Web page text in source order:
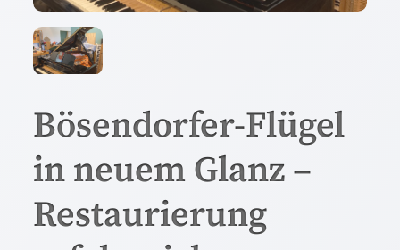
Bösendorfer-Flügel
in neuem Glanz –
Restaurierung